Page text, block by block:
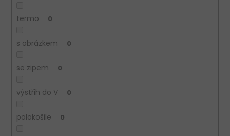
termo 0
s obrázkem 0
se zipem 0
výstřih do V 0
polokošile 0